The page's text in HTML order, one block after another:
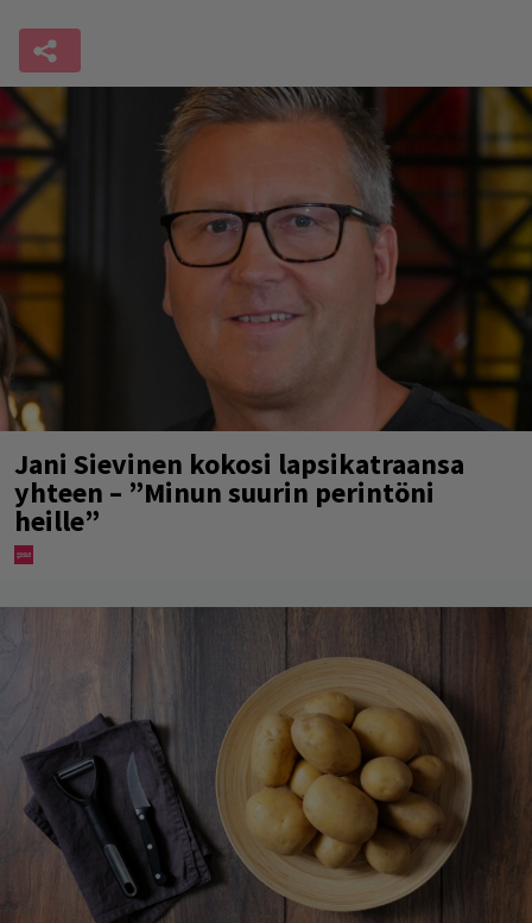
Jani Sievinen kokosi lapsikatraansa
yhteen – ”Minun suurin perintöni
heille”